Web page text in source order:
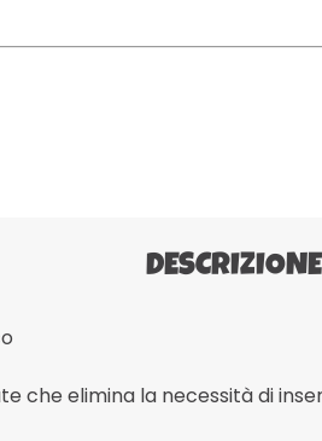
DESCRIZIONE
che elimina la necessità di